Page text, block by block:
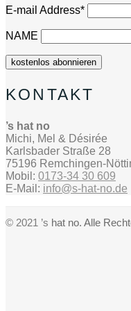
E-mail Address*
NAME
KONTAKT
’s hat no
Michi, Mel & Désirée
Karlsbader Straße 28
75196 Remchingen-
Mobil: 0173-34 30 609
E-Mail: info@s-hat-no.de
© 2021 ’s hat no. Alle